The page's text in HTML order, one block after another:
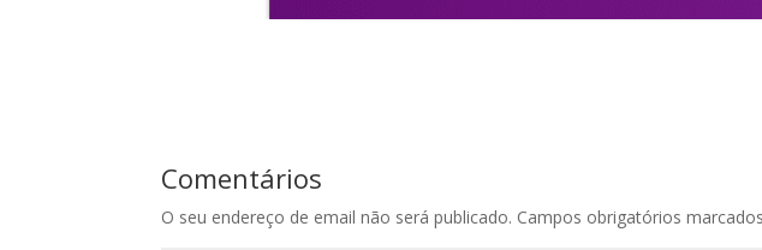
Comentários
O seu endereço de email não será publicado. Campos obrigatórios